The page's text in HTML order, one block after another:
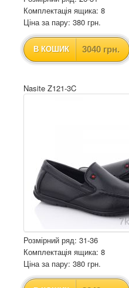
Комплектація ящика: 8
Ціна за пару: 380 грн.
В КОШИК 3040 грн.
Nasite Z121-3C
Розмірний ряд: 31-36
Комплектація ящика: 8
Ціна за пару: 380 грн.